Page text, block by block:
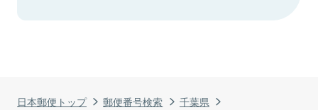
日本郵便トップ 郵便番号検索
千葉県